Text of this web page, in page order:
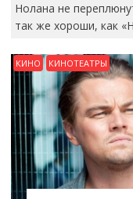
Нолана не
так же хороши, как
КИНО КИНОТЕАТРЫ